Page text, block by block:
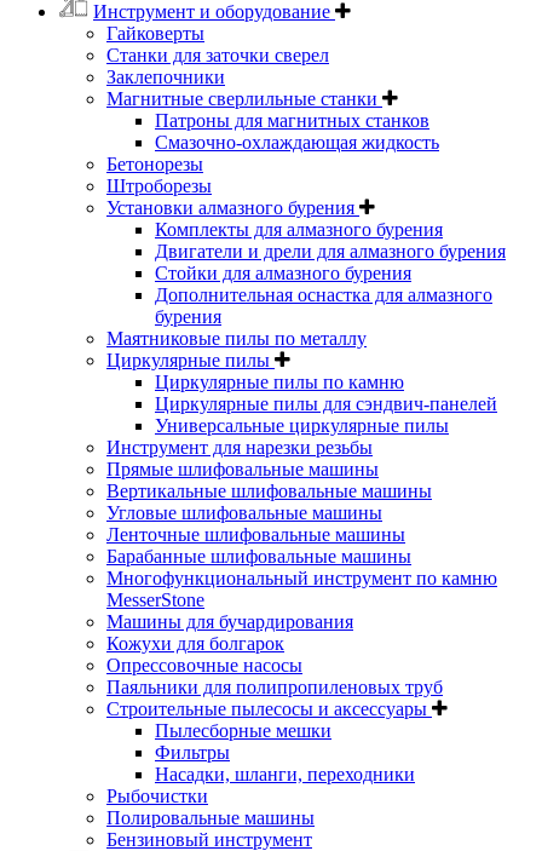
Инструмент и оборудование
Гайковерты
Станки для заточки сверел
Заклепочники
Магнитные сверлильные станки
Патроны для магнитных станков
Смазочно-охлаждающая жидкость
Бетонорезы
Штроборезы
Установки алмазного бурения
Комплекты для алмазного бурения
Двигатели и дрели для алмазного бурения
Стойки для алмазного бурения
Дополнительная оснастка для алмазного
бурения
Маятниковые пилы по металлу
Циркулярные пилы
Циркулярные пилы по камню
Циркулярные пилы для сэндвич-панелей
Универсальные циркулярные пилы
Инструмент для нарезки резьбы
Прямые шлифовальные машины
Вертикальные шлифовальные машины
Угловые шлифовальные машины
Ленточные шлифовальные машины
Барабанные шлифовальные машины
Многофункциональный инструмент по камню
MesserStone
Машины для бучардирования
Кожухи для болгарок
Опрессовочные насосы
Паяльники для полипропиленовых труб
Строительные пылесосы и аксессуары
Пылесборные мешки
Фильтры
Насадки, шланги, переходники
Рыбочистки
Полировальные машины
Бензиновый инструмент